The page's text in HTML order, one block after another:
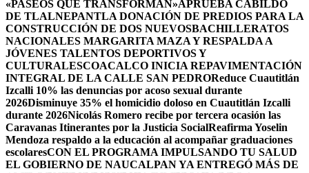
«PASEOS QUE TRANSFORMAN»APRUEBA CABILDO
DE TLALNEPANTLA DONACIÓN DE PREDIOS PARA LA
CONSTRUCCIÓN DE DOS NUEVOSBACHILLERATOS
NACIONALES MARGARITA MAZA Y RESPALDA A
JÓVENES TALENTOS DEPORTIVOS Y
CULTURALESCOACALCO INICIA REPAVIMENTACIÓN
INTEGRAL DE LA CALLE SAN PEDROReduce Cuautitlán
Izcalli 10% las denuncias por acoso sexual durante
2026Disminuye 35% el homicidio doloso en Cuautitlán Izcalli
durante 2026Nicolás Romero recibe por tercera ocasión las
Caravanas Itinerantes por la Justicia SocialReafirma Yoselin
Mendoza respaldo a la educación al acompañar graduaciones
escolaresCON EL PROGRAMA IMPULSANDO TU SALUD
EL GOBIERNO DE NAUCALPAN YA ENTREGÓ MÁS DE